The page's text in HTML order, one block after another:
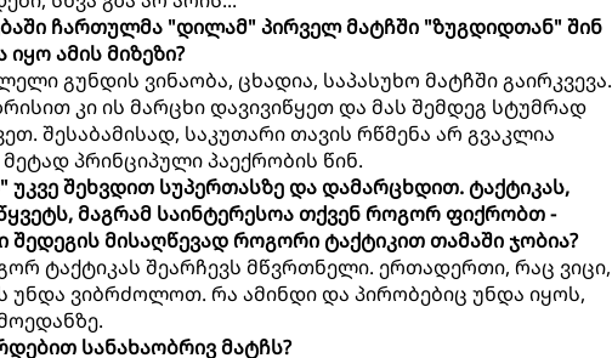
ჩართულმა "დილამ" პირველ მატჩში "ზუგდიდთან" შინ
ამის მიზეზი?
გუნდის ვინაობა, ცხადია, საპასუხო მატჩში გაირკვევა.
კი ის მარცხი დავივიწყეთ და მას შემდეგ სტუმრად
შესაბამისად, საკუთარი თავის რწმენა არ გვაკლია
პრინციპული პაექრობის წინ.
უკვე შეხვდით სუპერთასზე და დამარცხდით. ტაქტიკას,
მაგრამ საინტერესოა თქვენ როგორ ფიქრობთ -
მისაღწევად როგორი ტაქტიკით თამაში ჯობია?
ტაქტიკას შეარჩევს მწვრთნელი. ერთადერთი, რაც ვიცი,
უნდა ვიბრძოლოთ. რა ამინდი და პირობებიც უნდა იყოს,
სანახაობრივ მატჩს?